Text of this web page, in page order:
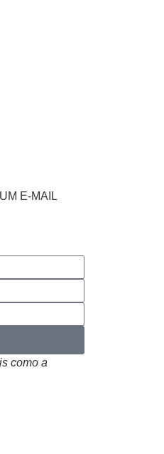
E-MAIL
como a